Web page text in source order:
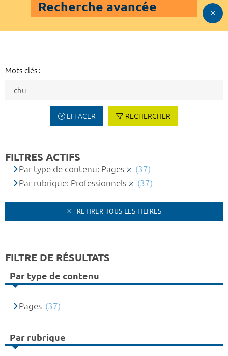
Recherche avancée
Mots-clés :
EFFACER RECHERCHER
FILTRES ACTIFS
Par type de contenu: Pages
(37)
Par rubrique: Professionnels
(37)
RETIRER TOUS LES FILTRES
FILTRE DE RÉSULTATS
Par type de contenu
Pages (37)
Par rubrique